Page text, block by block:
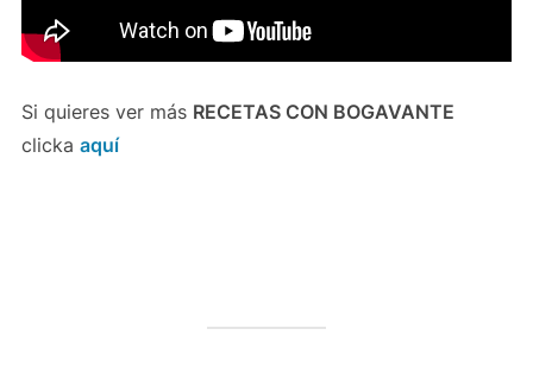
Si quieres ver más RECETAS CON BOGAVANTE
clicka aquí